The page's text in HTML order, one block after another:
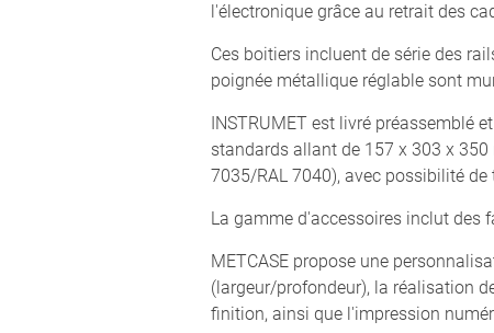
l'électronique grâce au retrait des
Ces boitiers incluent de série des
poignée métallique réglable sont
INSTRUMET est livré préassemblé
standards allant de 157 x 303 x
7035/RAL 7040), avec possibilité
La gamme d'accessoires inclut des
METCASE propose une
(largeur/profondeur), la réalisation
finition, ainsi que l'impression